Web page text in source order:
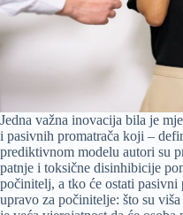
Jedna važna inovacija bila je
i pasivnih promatrača koji –
prediktivnom modelu autori su
patnje i toksične disinhibicije
počinitelj, a tko će ostati pasivni
upravo za počinitelje: što su